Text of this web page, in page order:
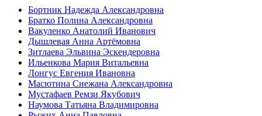
Бортник Надежда Александровна
Братко Полина Александровна
Вакуленко Анатолий Иванович
Дышлевая Анна Артёмовна
Зитлаева Эльвина Эскендеровна
Ильенкова Мария Витальевна
Лонгус Евгения Ивановна
Масютина Снежана Александровна
Мустафаев Ремзи Якубович
Наумова Татьяна Владимировна